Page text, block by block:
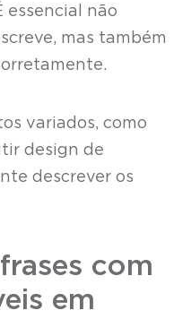
essencial não
mas também
variados, como
design de
descrever os
com
em